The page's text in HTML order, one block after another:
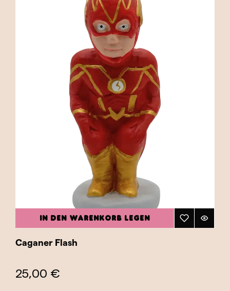
IN DEN WARENKORB LEGEN
Caganer Flash
25,00 €